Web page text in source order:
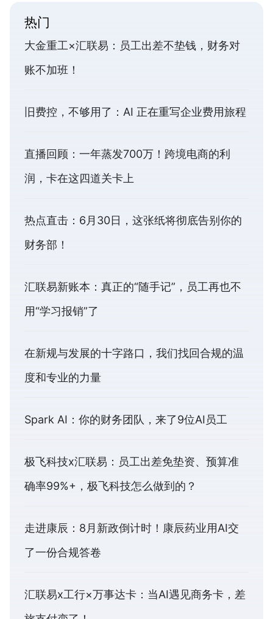
热门
大金重工×汇联易：员工出差不垫钱，财务对
账不加班！
旧费控，不够用了：AI 正在重写企业费用旅程
直播回顾：一年蒸发700万！跨境电商的利
润，卡在这四道关卡上
热点直击：6月30日，这张纸将彻底告别你的
财务部！
汇联易新账本：真正的“随手记”，员工再也不
用“学习报销”了
在新规与发展的十字路口，我们找回合规的温
度和专业的力量
Spark AI：你的财务团队，来了9位AI员工
极飞科技x汇联易：员工出差免垫资、预算准
确率99%+，极飞科技怎么做到的？
走进康辰：8月新政倒计时！康辰药业用AI交
了一份合规答卷
汇联易x工行×万事达卡：当AI遇见商务卡，差